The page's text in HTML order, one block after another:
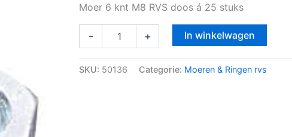
Moer 6 knt M8 RVS doos á 25 stuks
-
aantal
+ In winkelwagen
SKU: 50136 Categorie: Moeren & Ringen rvs